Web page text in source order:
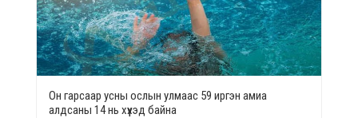
Он гарсаар усны ослын улмаас 59 иргэн амиа
алдсаны 14 нь хүүхэд байна